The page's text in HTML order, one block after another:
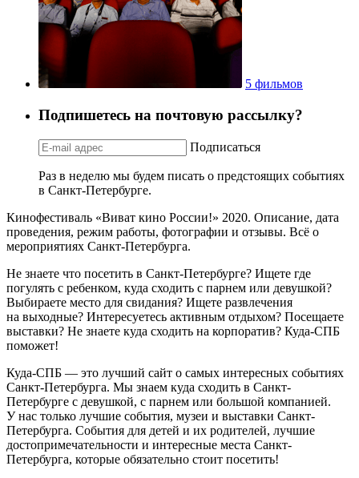
5 фильмов
Подпишетесь на почтовую рассылку?
Подписаться
Раз в неделю мы будем писать о предстоящих событиях
в Санкт-Петербурге.
Кинофестиваль «Виват кино России!» 2020. Описание, дата
проведения, режим работы, фотографии и отзывы. Всё о
мероприятиях Санкт-Петербурга.
Не знаете что посетить в Санкт-Петербурге? Ищете где
погулять с ребенком, куда сходить с парнем или девушкой?
Выбираете место для свидания? Ищете развлечения
на выходные? Интересуетесь активным отдыхом? Посещаете
выставки? Не знаете куда сходить на корпоратив? Куда-СПБ
поможет!
Куда-СПБ — это лучший сайт о самых интересных событиях
Санкт-Петербурга. Мы знаем куда сходить в Санкт-
Петербурге с девушкой, с парнем или большой компанией.
У нас только лучшие события, музеи и выставки Санкт-
Петербурга. События для детей и их родителей, лучшие
достопримечательности и интересные места Санкт-
Петербурга, которые обязательно стоит посетить!